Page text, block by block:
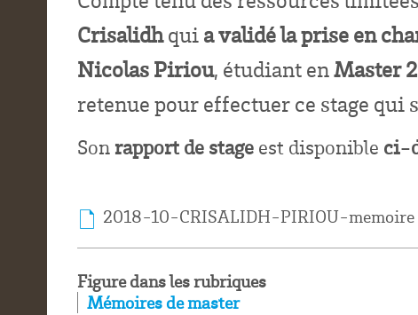
Crisalidhqui a validé la prise en
Nicolas Piriou, étudiant enMaster
retenue pour effectuer ce stage qui
Son rapport de stage est disponible ci-
2018-10-CRISALIDH-PIRIOU-memoire
Figure dans les rubriques
Mémoires de master